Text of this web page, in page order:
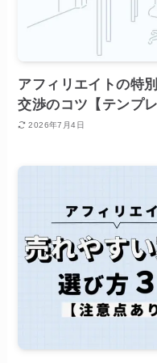
アフィリエイトの特
交渉のコツ【テンプレ
2026年7月4日